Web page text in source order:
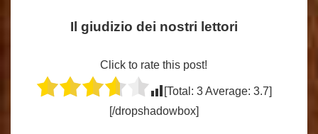
Il giudizio dei nostri lettori
Click to rate this post!
[Total: 3Average: 3.7]
[/dropshadowbox]